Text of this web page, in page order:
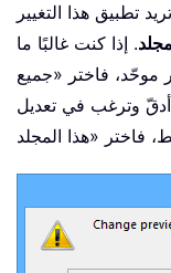
تطبيق هذا التغيير
. إذا كنت غالبًا ما
موحّد، فاختر «جميع
أدقّ وترغب في تعديل